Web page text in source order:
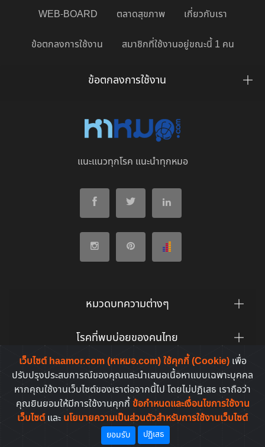
เว็บไซต์ haamor.com (หาหมอ.com) ใช้คุกกี้ (Cookie) เพื่อ
ปรับปรุงประสบการณ์ของคุณและนำเสนอเนื้อหาแบบเฉพาะบุคคล
หากคุณใช้งานเว็บไซต์ของเราต่อจากนี้ไป โดยไม่ปฏิเสธ เราถือว่า
คุณยินยอมให้มีการใช้งานคุกกี้ ข้อกำหนดและเงื่อนไขการใช้งาน
เว็บไซต์และ นโยบายความเป็นส่วนตัวสำหรับการใช้งานเว็บไซต์
ยอมรับ ปฏิเสธ
WEB-BOARD ตลาดสุขภาพ เกี่ยวกับเรา
ข้อตกลงการใช้งาน สมาชิกที่ใช้งานอยู่ขณะนี้ 1 คน
ข้อตกลงการใช้งาน
แนะแนวทุกโรค แนะนำทุกหมอ
หมวดบทความต่างๆ
โรคที่พบบ่อยของคนไทย
ยาที่คนไทยค้นหาบ่อย
Copyright © 2011-2026. All rights reserved | by